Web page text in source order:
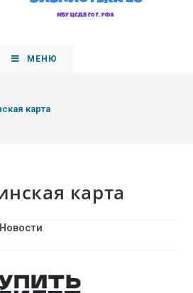
МЕНЮ
карта
карта
Новости